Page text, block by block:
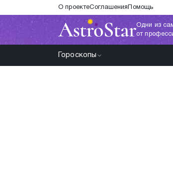
О проектеСоглашения Помощь
Одни из
от
Гороскопы